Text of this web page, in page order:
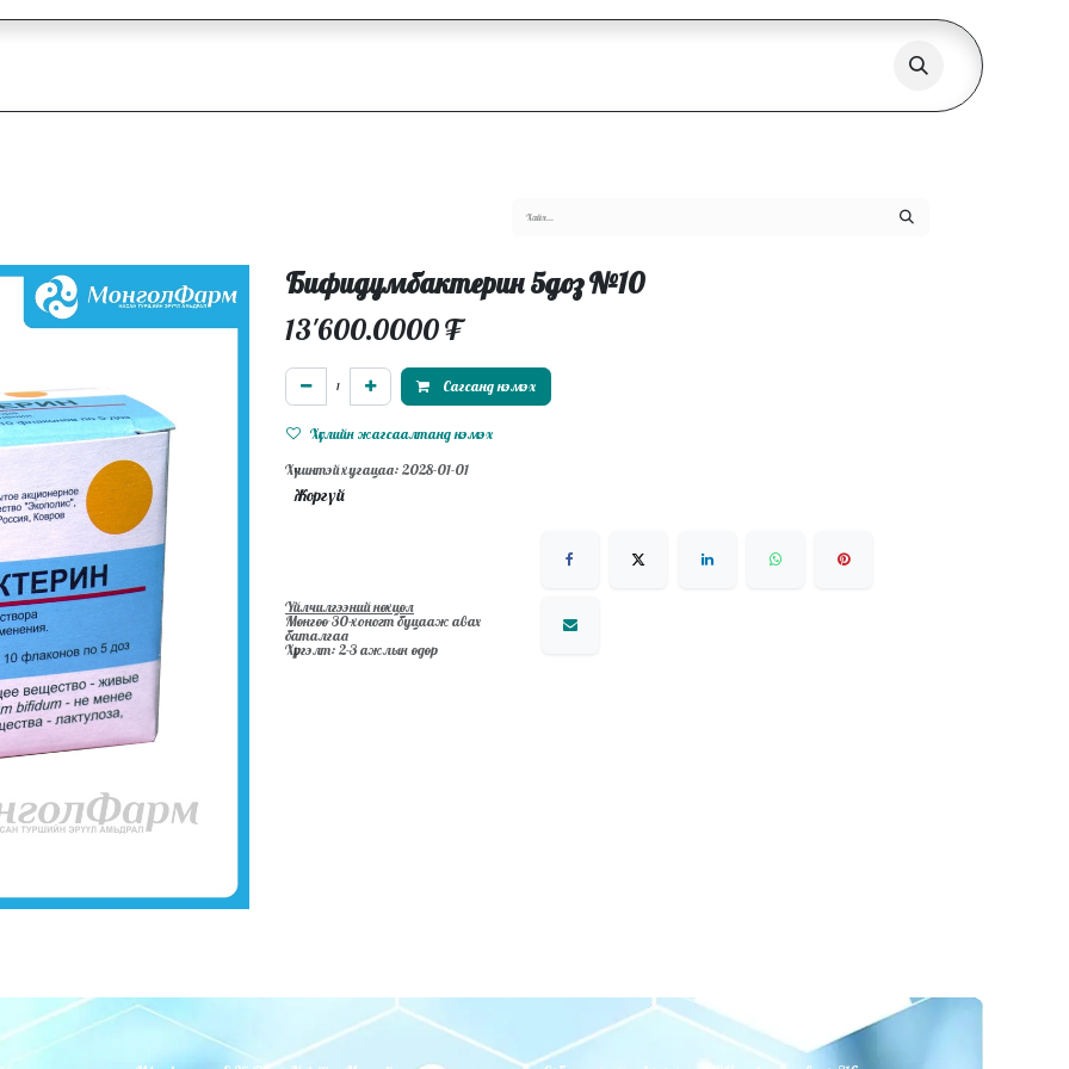
Бифидумбактерин 5доз №10
13'600.0000₮
Сагсанд нэмэх
Хүслийн жагсаалтанд нэмэх
Хүчинтэй хугацаа: 2028-01-01
Жоргүй
Үйлчилгээний нөхцөл
Мөнгөө 30-хоногт буцааж авах
баталгаа
Хүргэлт: 2-3 ажлын өдөр